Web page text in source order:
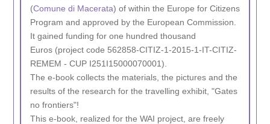
(Comune di Macerata) of within the Europe for Citizens
Program and approved by the European Commission.
It gained funding for one hundred thousand
Euros (project code 562858-CITIZ-1-2015-1-IT-CITIZ-
REMEM - CUP I251I15000070001).
The e-book collects the materials, the pictures and the
results of the research for the travelling exhibit, "Gates
no frontiers"!
This e-book, realized for the WAI project, are freely